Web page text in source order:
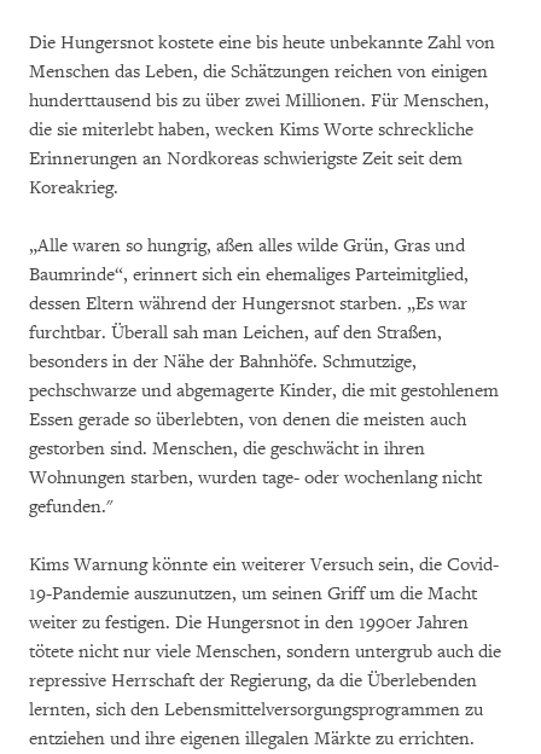
Die Hungersnot kostete eine bis heute unbekannte Zahl von
Menschen das Leben, die Schätzungen reichen von einigen
hunderttausend bis zu über zwei Millionen. Für Menschen,
die sie miterlebt haben, wecken Kims Worte schreckliche
Erinnerungen an Nordkoreas schwierigste Zeit seit dem
Koreakrieg.
„Alle waren so hungrig, aßen alles wilde Grün, Gras und
Baumrinde“, erinnert sich ein ehemaliges Parteimitglied,
dessen Eltern während der Hungersnot starben. „Es war
furchtbar. Überall sah man Leichen, auf den Straßen,
besonders in der Nähe der Bahnhöfe. Schmutzige,
pechschwarze und abgemagerte Kinder, die mit gestohlenem
Essen gerade so überlebten, von denen die meisten auch
gestorben sind. Menschen, die geschwächt in ihren
Wohnungen starben, wurden tage- oder wochenlang nicht
gefunden."
Kims Warnung könnte ein weiterer Versuch sein, die Covid-
19-Pandemie auszunutzen, um seinen Griff um die Macht
weiter zu festigen. Die Hungersnot in den 1990er Jahren
tötete nicht nur viele Menschen, sondern untergrub auch die
repressive Herrschaft der Regierung, da die Überlebenden
lernten, sich den Lebensmittelversorgungsprogrammen zu
entziehen und ihre eigenen illegalen Märkte zu errichten.